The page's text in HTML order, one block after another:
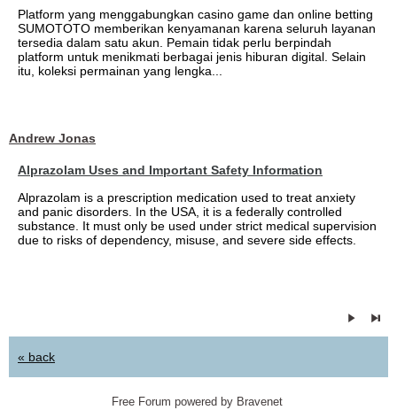
Platform yang menggabungkan casino game dan online betting
SUMOTOTO memberikan kenyamanan karena seluruh layanan
tersedia dalam satu akun. Pemain tidak perlu berpindah
platform untuk menikmati berbagai jenis hiburan digital. Selain
itu, koleksi permainan yang lengka...
Andrew Jonas
Alprazolam Uses and Important Safety Information
Alprazolam is a prescription medication used to treat anxiety
and panic disorders. In the USA, it is a federally controlled
substance. It must only be used under strict medical supervision
due to risks of dependency, misuse, and severe side effects.
« back
Free Forum powered by Bravenet